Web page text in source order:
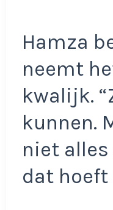
Hamza
neemt
kwalijk.
kunnen.
niet alles
dat hoeft